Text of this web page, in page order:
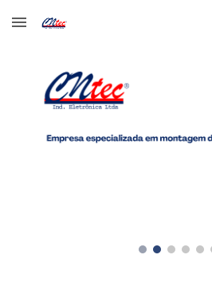
Skip to main content